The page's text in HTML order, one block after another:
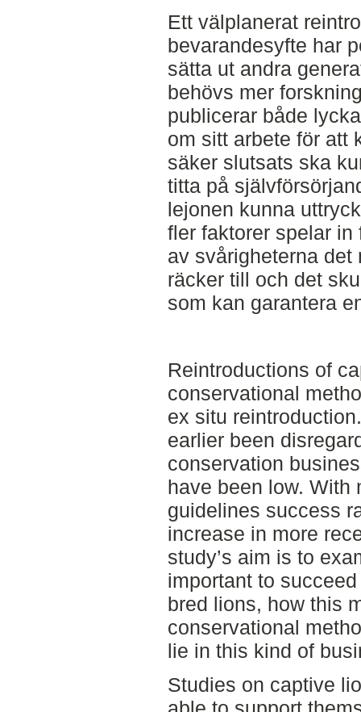
Ett välplanerat
bevarandesyfte har
sätta ut andra
behövs mer
publicerar både
om sitt arbete för att
säker slutsats ska
titta på
lejonen kunna
fler faktorer spelar
av svårigheterna det
räcker till och det
som kan garantera
Reintroductions of
conservational
ex situ
earlier been
conservation
have been low. With
guidelines success
increase in more
study’s aim is to
important to
bred lions, how this
conservational
lie in this kind of
Studies on captive